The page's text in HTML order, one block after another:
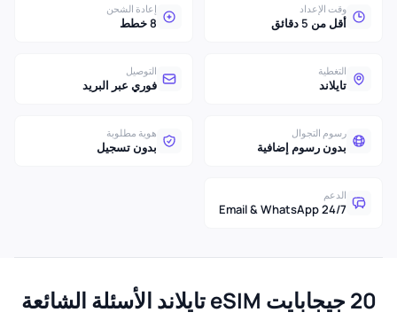
وقت الإعداد
أقل من 5 دقائق
إعادة الشحن
8 خطط
التغطية
تايلاند
التوصيل
فوري عبر البريد
رسوم التجوال
بدون رسوم إضافية
هوية مطلوبة
بدون تسجيل
الدعم
24/7 Email & WhatsApp
20 جيجابايت eSIM تايلاند الأسئلة الشائعة